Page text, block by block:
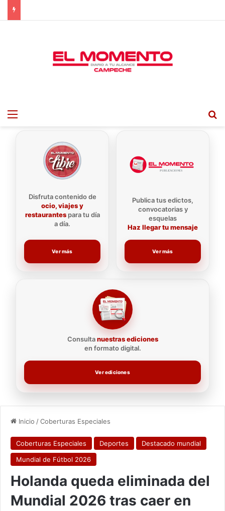
Menu
Disfruta contenido de
ocio, viajes y
restaurantespara tu día
a día.
Ver más
Consultanuestras ediciones
en formato digital.
Ver ediciones
Publica tus edictos,
convocatorias y
esquelas
Haz llegar tu mensaje
Ver más
Inicio /Coberturas Especiales
Coberturas Especiales Deportes
Destacado mundial
Mundial de Fútbol 2026
Holanda queda eliminada del
Mundial 2026 tras caer en